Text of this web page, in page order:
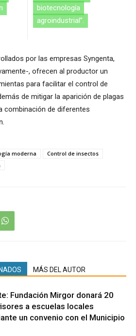
agroindustrial”.
por las empresas Syngenta,
, ofrecen al productor un
para facilitar el control de
de mitigar la aparición de plagas
combinación de diferentes
moderna
Control de insectos
MÁS DEL AUTOR
Fundación Mirgor donará 20
a escuelas locales
un convenio con el Municipio